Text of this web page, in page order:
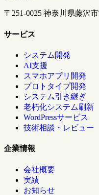
〒251-0025 神奈川県藤沢
サービス
システム開発
AI支援
スマホアプリ開発
プロトタイプ開発
システム引き継ぎ
老朽化システム刷新
WordPressサービス
技術相談・レビュー
企業情報
会社概要
実績
お知らせ